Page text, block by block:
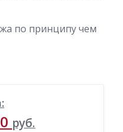
по принципу чем
руб.